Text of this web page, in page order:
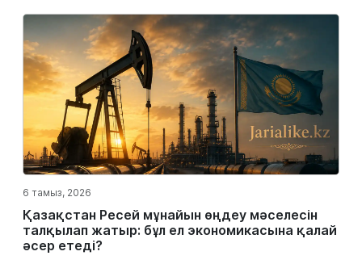
6 тамыз, 2026
Қазақстан Ресей мұнайын өңдеу мәселесін
талқылап жатыр: бұл ел экономикасына қалай
әсер етеді?